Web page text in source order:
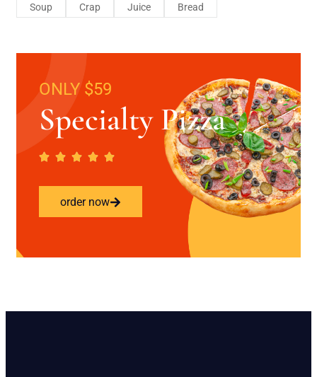
Soup Crap Juice Bread
ONLY $59
Specialty Pizza
order now